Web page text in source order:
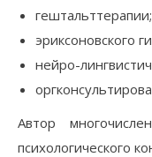
гештальттерапии;
эриксоновского
нейро-
Автор
психологического